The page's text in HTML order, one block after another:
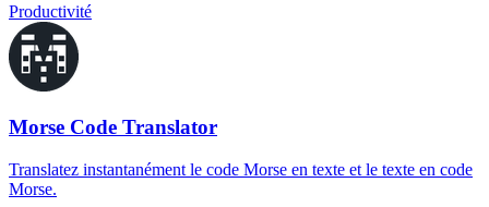
Productivité
Morse Code Translator
Translatez instantanément le code Morse en texte et le texte en code
Morse.